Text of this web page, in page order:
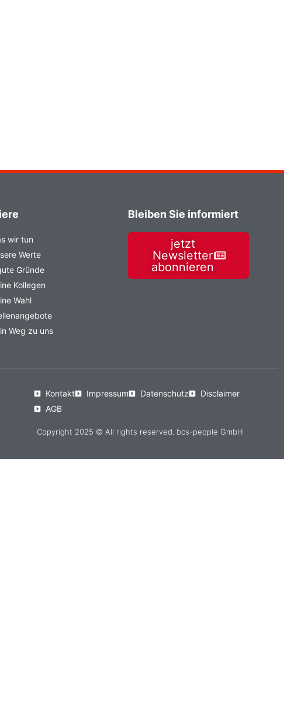
wir tun
Werte
Gründe
Kollegen
Wahl
Weg zu uns
Bleiben Sie informiert
jetzt
Newsletter
abonnieren
Kontakt Impressum Datenschutz
Disclaimer
AGB
Copyright 2025 © All rights reserved. bcs-people GmbH